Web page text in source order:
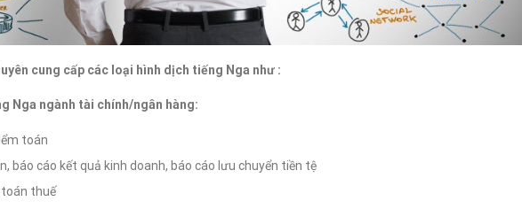
cung cấp các loại hình dịch tiếng Nga như :
ngành tài chính/ngân hàng:
toán
báo cáo kết quả kinh doanh, báo cáo lưu chuyển tiền tệ
thuế